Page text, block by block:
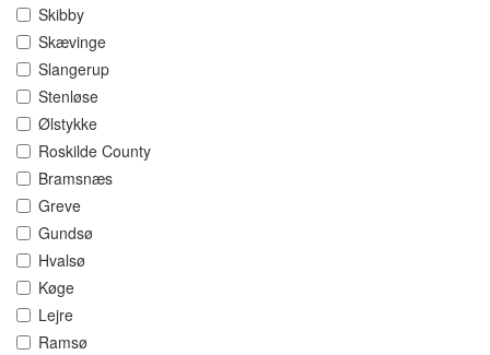
Skibby
Skævinge
Slangerup
Stenløse
Ølstykke
Roskilde County
Bramsnæs
Greve
Gundsø
Hvalsø
Køge
Lejre
Ramsø